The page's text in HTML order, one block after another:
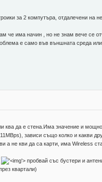
за 2 компутъра, отдалечени на
че има начин , но не знам вече се
е само във външната среда или
ква да е стена.Има значение и
зависи също колко и какви
а не кви да са карти, има Wireless
'> пробвай със бустери и
квартали)